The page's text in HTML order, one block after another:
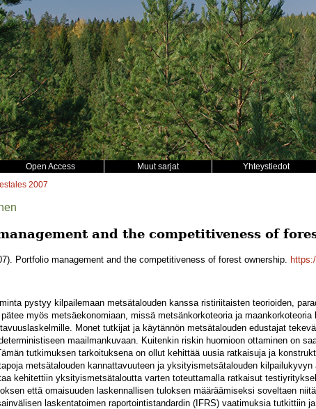
Open Access Muut sarjat Yhteystiedot
2007
and the competitiveness of
Portfolio management and the competitiveness of forest ownership.
pystyy kilpailemaan metsätalouden kanssa ristiriitaisten teorioiden,
myös metsäekonomiaan, missä metsänkorkoteoria ja
Monet tutkijat ja käytännön metsätalouden edustajat
maailmankuvaan. Kuitenkin riskin huomioon ottaminen on
tutkimuksen tarkoituksena on ollut kehittää uusia ratkaisuja ja
metsätalouden kannattavuuteen ja yksityismetsätalouden
kehitettiin yksityismetsätaloutta varten toteuttamalla ratkaisut
että omaisuuden laskennallisen tuloksen määräämiseksi soveltaen
laskentatoimen raportointistandardin (IFRS) vaatimuksia tutkittiin